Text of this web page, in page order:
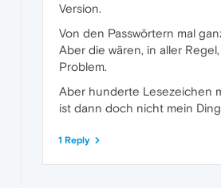
Version.
Von den Passwörtern mal
Aber die wären, in aller
Problem.
Aber hunderte Lesezeichen
ist dann doch nicht mein
1 Reply